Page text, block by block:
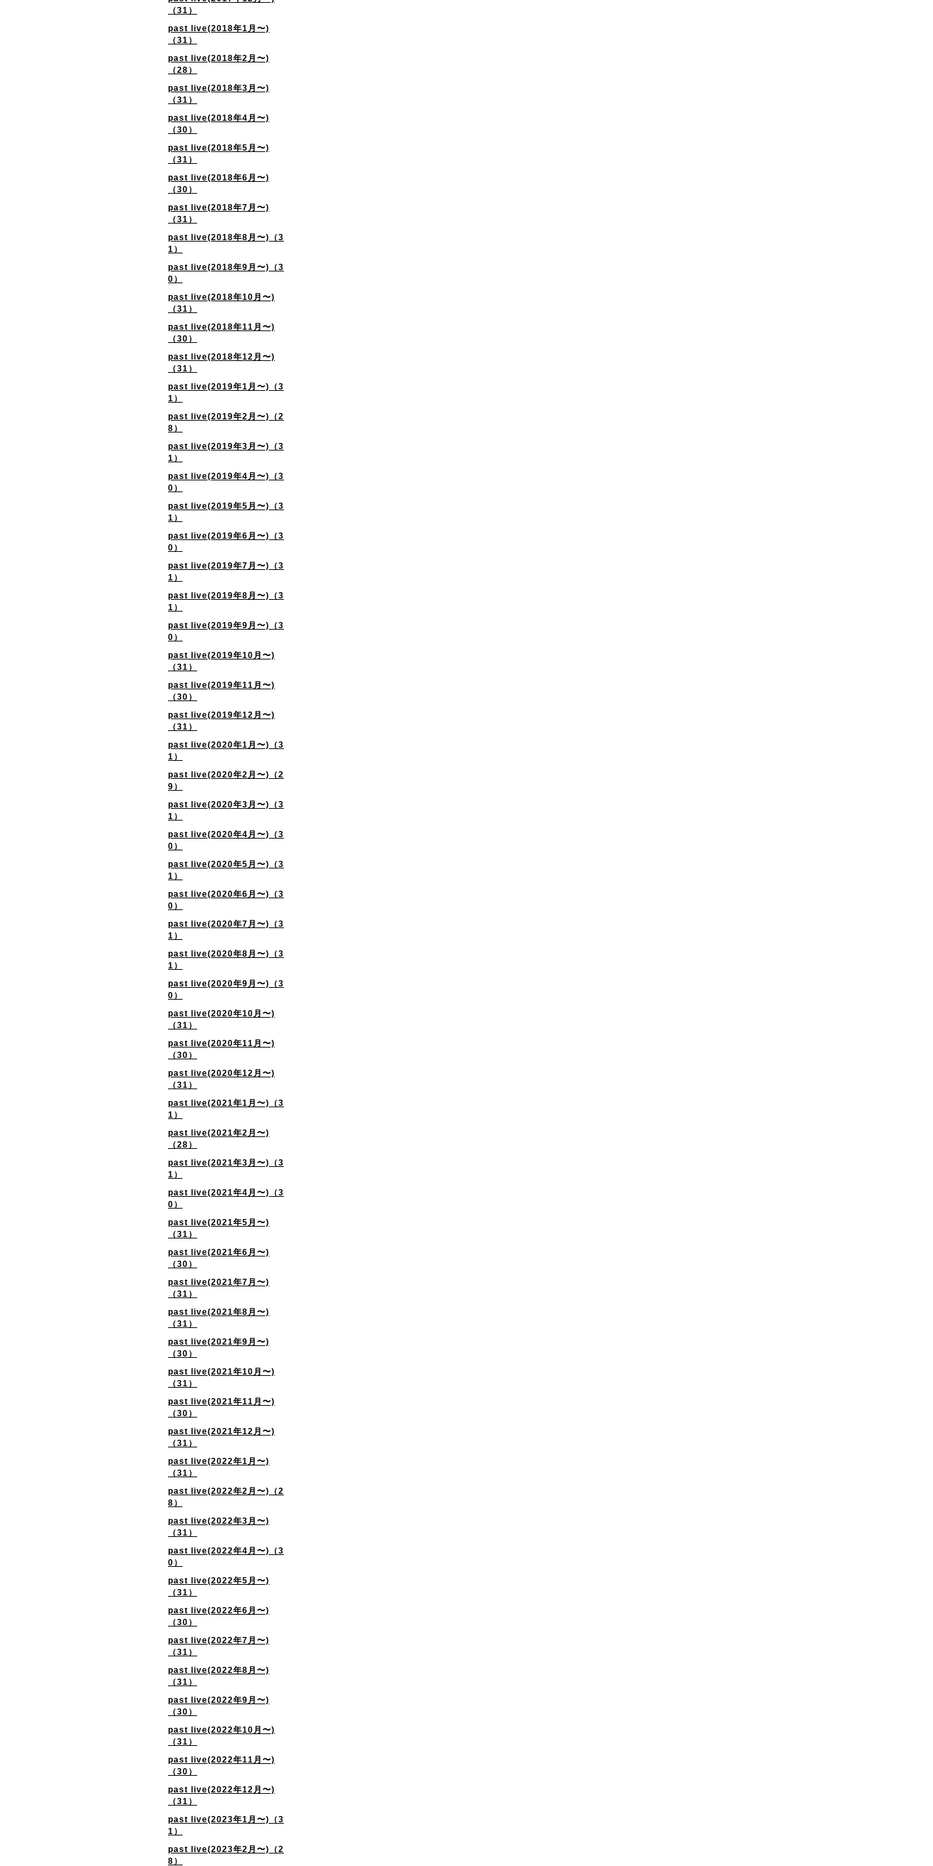
（31）
past live(2018年1月〜)
（31）
past live(2018年2月〜)
（28）
past live(2018年3月〜)
（31）
past live(2018年4月〜)
（30）
past live(2018年5月〜)
（31）
past live(2018年6月〜)
（30）
past live(2018年7月〜)
（31）
past live(2018年8月〜)（3
1）
past live(2018年9月〜)（3
0）
past live(2018年10月〜)
（31）
past live(2018年11月〜)
（30）
past live(2018年12月〜)
（31）
past live(2019年1月〜)（3
1）
past live(2019年2月〜)（2
8）
past live(2019年3月〜)（3
1）
past live(2019年4月〜)（3
0）
past live(2019年5月〜)（3
1）
past live(2019年6月〜)（3
0）
past live(2019年7月〜)（3
1）
past live(2019年8月〜)（3
1）
past live(2019年9月〜)（3
0）
past live(2019年10月〜)
（31）
past live(2019年11月〜)
（30）
past live(2019年12月〜)
（31）
past live(2020年1月〜)（3
1）
past live(2020年2月〜)（2
9）
past live(2020年3月〜)（3
1）
past live(2020年4月〜)（3
0）
past live(2020年5月〜)（3
1）
past live(2020年6月〜)（3
0）
past live(2020年7月〜)（3
1）
past live(2020年8月〜)（3
1）
past live(2020年9月〜)（3
0）
past live(2020年10月〜)
（31）
past live(2020年11月〜)
（30）
past live(2020年12月〜)
（31）
past live(2021年1月〜)（3
1）
past live(2021年2月〜)
（28）
past live(2021年3月〜)（3
1）
past live(2021年4月〜)（3
0）
past live(2021年5月〜)
（31）
past live(2021年6月〜)
（30）
past live(2021年7月〜)
（31）
past live(2021年8月〜)
（31）
past live(2021年9月〜)
（30）
past live(2021年10月〜)
（31）
past live(2021年11月〜)
（30）
past live(2021年12月〜)
（31）
past live(2022年1月〜)
（31）
past live(2022年2月〜)（2
8）
past live(2022年3月〜)
（31）
past live(2022年4月〜)（3
0）
past live(2022年5月〜)
（31）
past live(2022年6月〜)
（30）
past live(2022年7月〜)
（31）
past live(2022年8月〜)
（31）
past live(2022年9月〜)
（30）
past live(2022年10月〜)
（31）
past live(2022年11月〜)
（30）
past live(2022年12月〜)
（31）
past live(2023年1月〜)（3
1）
past live(2023年2月〜)（2
8）